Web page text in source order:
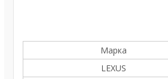
Марка
LEXUS